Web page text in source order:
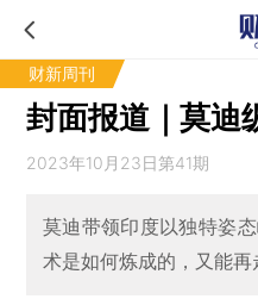
财新周刊
封面报道｜莫迪
2023年10月23日第41期
莫迪带领印度以独特姿
术是如何炼成的，又能再